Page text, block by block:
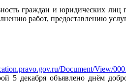
граждан и юридических
работ, предоставлению
Document/View/
5 декабря объявлено днём